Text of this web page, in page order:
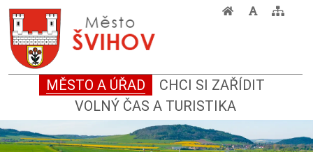
MĚSTO A ÚŘAD
CHCI SI ZAŘÍDIT
VOLNÝ ČAS A TURISTIKA